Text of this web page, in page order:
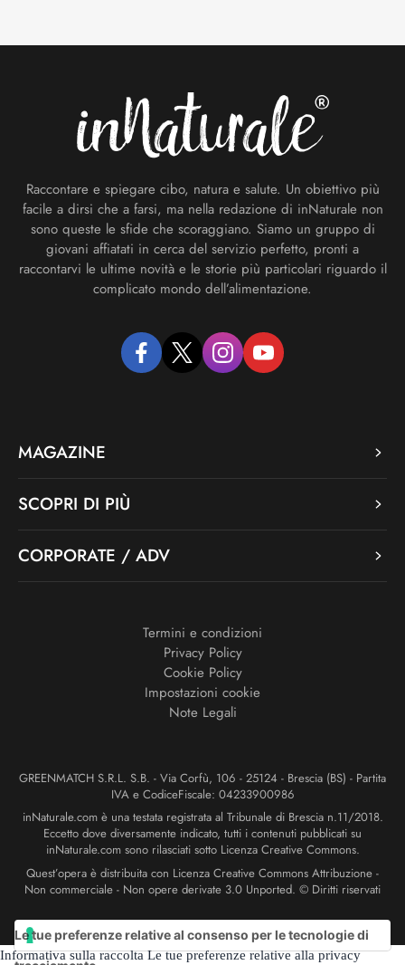
Raccontare e spiegare cibo, natura e salute. Un obiettivo più
facile a dirsi che a farsi, ma nella redazione di inNaturale non
sono queste le sfide che scoraggiano. Siamo un gruppo di
giovani affiatati in cerca del servizio perfetto, pronti a
raccontarvi le ultime novità e le storie più particolari riguardo il
complicato mondo dell’alimentazione.
facebooktwitter instagramyoutube
MAGAZINE
SCOPRI DI PIÙ
CORPORATE / ADV
Termini e condizioni
Privacy Policy
Cookie Policy
Impostazioni cookie
Note Legali
GREENMATCH S.R.L. S.B. - Via Corfù, 106 - 25124 - Brescia (BS) - Partita
IVA e CodiceFiscale: 04233900986
inNaturale.com è una testata registrata al Tribunale di Brescia n.11/2018.
Eccetto dove diversamente indicato, tutti i contenuti pubblicati su
inNaturale.com sono rilasciati sotto Licenza Creative Commons.
Quest’opera è distribuita con Licenza Creative Commons Attribuzione -
Non commerciale - Non opere derivate 3.0 Unported. © Diritti riservati
Informativa sulla raccolta Le tue preferenze relative alla privacy
Le tue preferenze relative al consenso per le tecnologie di